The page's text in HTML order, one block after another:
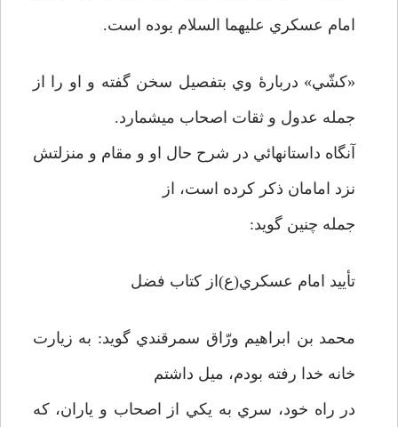
امام عسكري عليهما السلام بوده است.
«كشّي» دربارۀ وي بتفصيل سخن گفته و او را از
جمله عدول و ثقات اصحاب مي­شمارد.
آنگاه داستانهائي در شرح حال او و مقام و منزلتش
نزد امامان ذكر كرده است،‌ از
جمله چنين گويد:
تأييد امام عسكري(ع)از كتاب فضل
محمد بن ابراهيم ورّاق سمرقندي گويد: به زيارت
خانه خدا رفته بودم، ميل داشتم
در راه خود، سري به يكي از اصحاب و ياران، كه